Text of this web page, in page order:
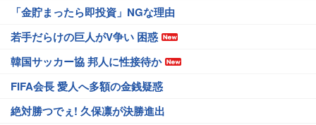
「金貯まったら即投資」NGな理由
若手だらけの巨人がV争い 困惑
韓国サッカー協 邦人に性接待か
FIFA会長 愛人へ多額の金銭疑惑
絶対勝つでぇ! 久保凛が決勝進出